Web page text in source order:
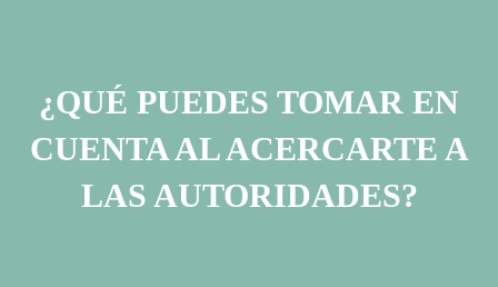
¿QUÉ PUEDES TOMAR EN
CUENTA AL ACERCARTE A
LAS AUTORIDADES?